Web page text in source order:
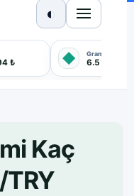
₺ ◆ Gram Altın
6.513,000
◐
Kaç
TRY